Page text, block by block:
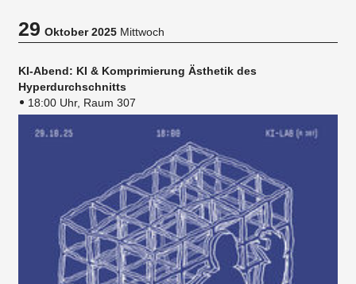
29Oktober 2025 Mittwoch
KI-Abend: KI & Komprimierung Ästhetik des
Hyperdurchschnitts
18:00 Uhr, Raum 307